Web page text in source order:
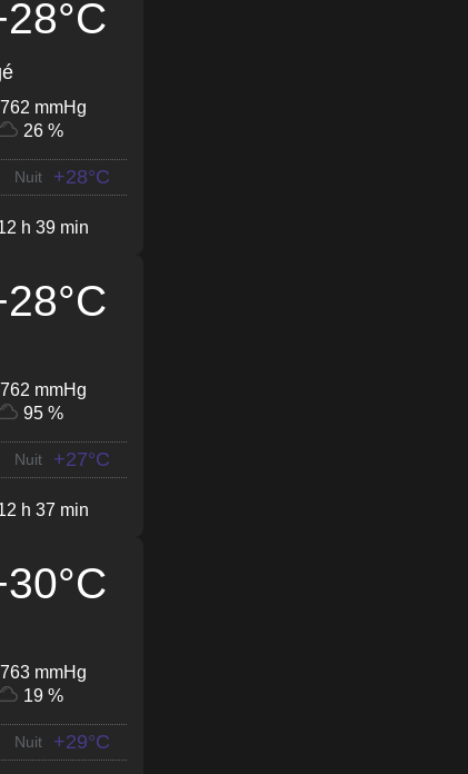
762 mmHg
26 %
Nuit +28°C
h 39 min
762 mmHg
95 %
Nuit +27°C
h 37 min
763 mmHg
19 %
Nuit +29°C